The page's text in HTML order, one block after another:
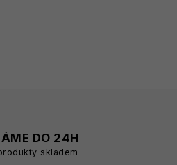
DO 24H
skladem